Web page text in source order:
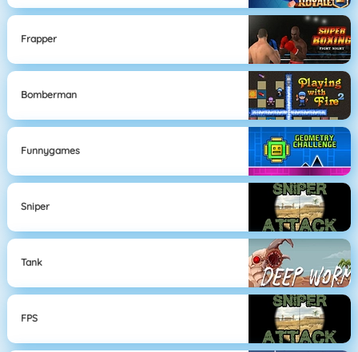
Frapper
Bomberman
Funnygames
Sniper
Tank
FPS